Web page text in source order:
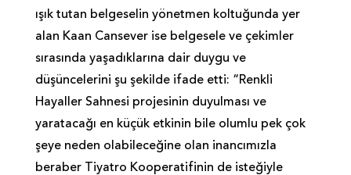
ışık tutan belgeselin yönetmen koltuğunda yer
alan Kaan Cansever ise belgesele ve çekimler
sırasında yaşadıklarına dair duygu ve
düşüncelerini şu şekilde ifade etti: “Renkli
Hayaller Sahnesi projesinin duyulması ve
yaratacağı en küçük etkinin bile olumlu pek çok
şeye neden olabileceğine olan inancımızla
beraber Tiyatro Kooperatifinin de isteğiyle